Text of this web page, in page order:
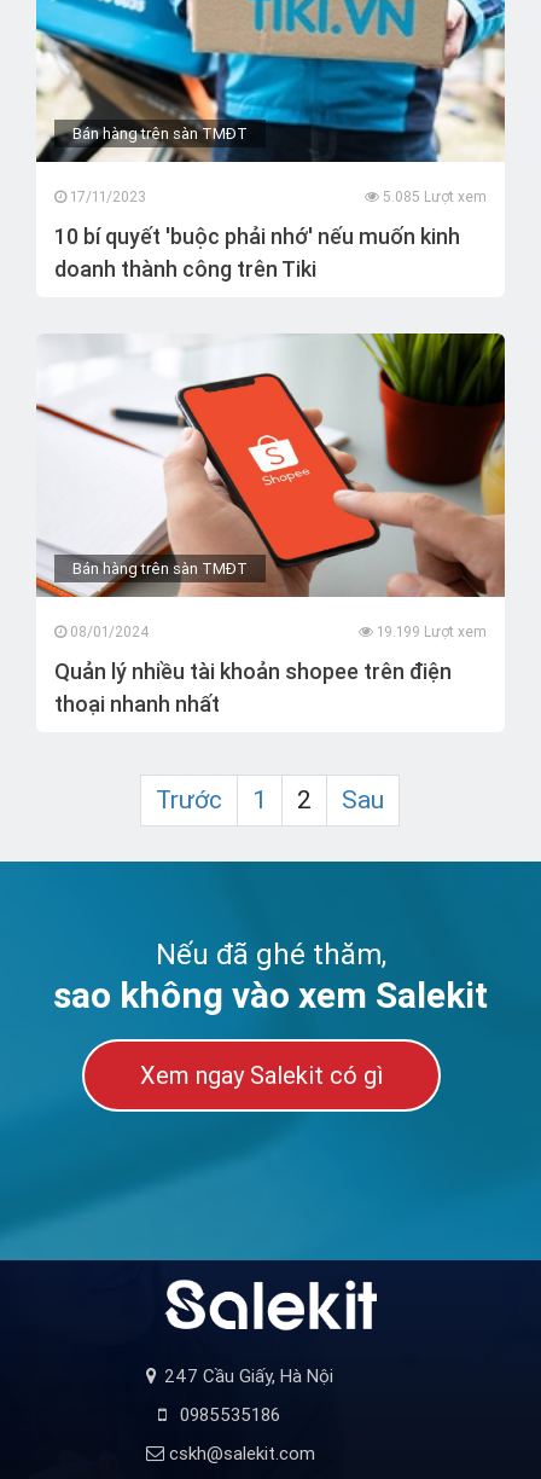
Bán hàng trên sàn TMĐT
17/11/2023 5.085 Lượt xem
10 bí quyết 'buộc phải nhớ' nếu muốn kinh
doanh thành công trên Tiki
Bán hàng trên sàn TMĐT
08/01/2024 19.199 Lượt xem
Quản lý nhiều tài khoản shopee trên điện
thoại nhanh nhất
Trước 1 2 Sau
Nếu đã ghé thăm,
sao không vào xem Salekit
Xem ngay Salekit có gì
247 Cầu Giấy, Hà Nội
0985535186
cskh@salekit.com